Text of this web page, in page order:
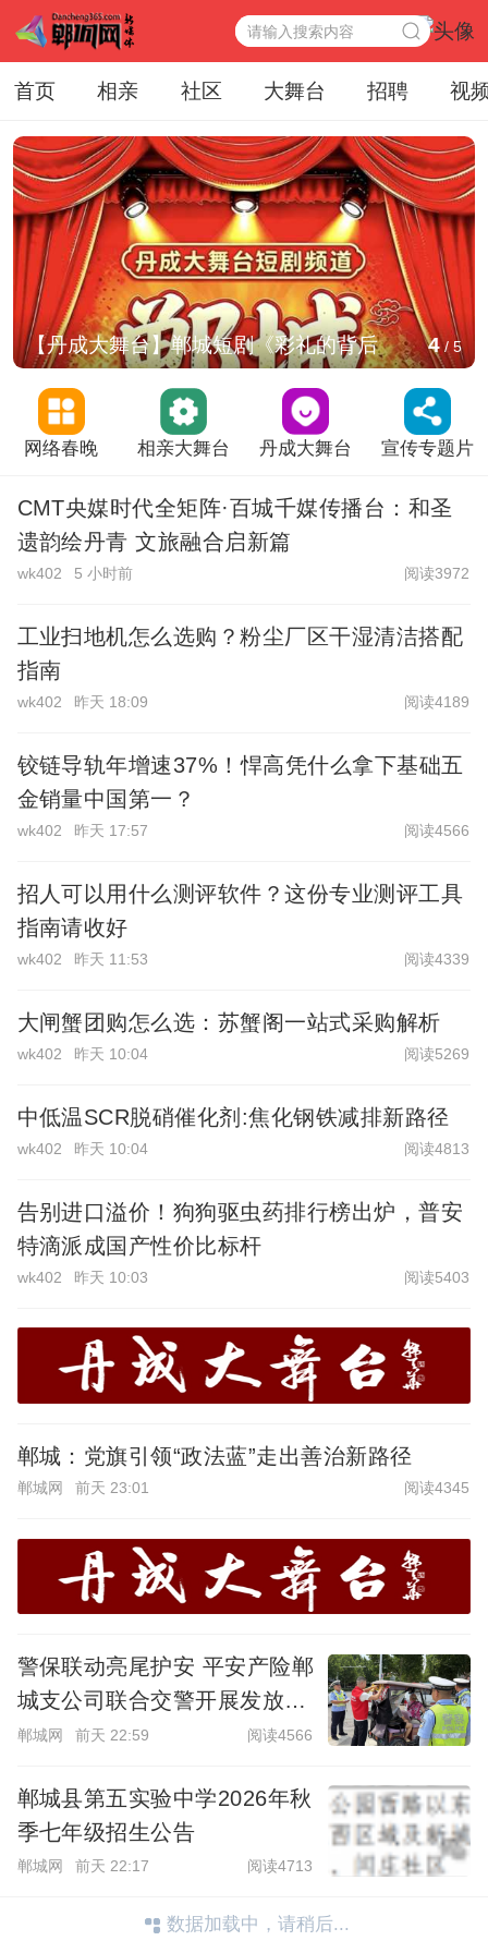
首页 相亲 社区 大舞台 招聘 视
【丹成大舞台】郸城短剧《彩礼的背后 4/5
网络春晚 相亲大舞台 丹成大舞台 宣传专题片
CMT央媒时代全矩阵·百城千媒传播台：和圣
遗韵绘丹青 文旅融合启新篇
wk402 5 小时前 阅读3972
工业扫地机怎么选购？粉尘厂区干湿清洁搭配
指南
wk402 昨天 18:09 阅读4189
铰链导轨年增速37%！悍高凭什么拿下基础五
金销量中国第一？
wk402 昨天 17:57 阅读4566
招人可以用什么测评软件？这份专业测评工具
指南请收好
wk402 昨天 11:53 阅读4339
大闸蟹团购怎么选：苏蟹阁一站式采购解析
wk402 昨天 10:04 阅读5269
中低温SCR脱硝催化剂:焦化钢铁减排新路径
wk402 昨天 10:04 阅读4813
告别进口溢价！狗狗驱虫药排行榜出炉，普安
特滴派成国产性价比标杆
wk402 昨天 10:03 阅读5403
郸城：党旗引领“政法蓝”走出善治新路径
郸城网 前天 23:01 阅读4345
警保联动亮尾护安 平安产险郸
城支公司联合交警开展发放反
光条公益活动
郸城网 前天 22:59 阅读4566
郸城县第五实验中学2026年秋
季七年级招生公告
郸城网 前天 22:17 阅读4713
数据加载中，请稍后...